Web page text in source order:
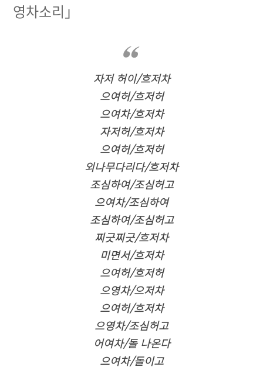
영차소리」
자저 허이/흐저차
으여허/흐저허
으여차/흐저차
자저허/흐저차
으여허/흐저허
외나무다리다/흐저차
조심하여/조심허고
으여차/조심하여
조심하여/조심허고
찌긋찌긋/흐저차
미면서/흐저차
으여허/흐저허
으영차/으저차
으여허/흐저차
으영차/조심허고
어여차/돌 나온다
으여차/돌이고